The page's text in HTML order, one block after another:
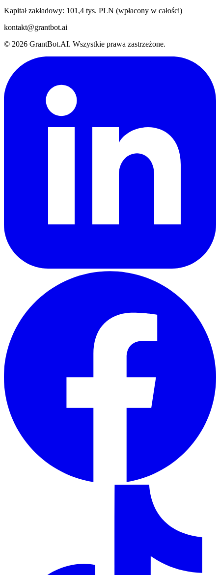
Kapitał zakładowy: 101,4 tys. PLN (wpłacony w całości)
kontakt@grantbot.ai
© 2026 GrantBot.AI. Wszystkie prawa zastrzeżone.